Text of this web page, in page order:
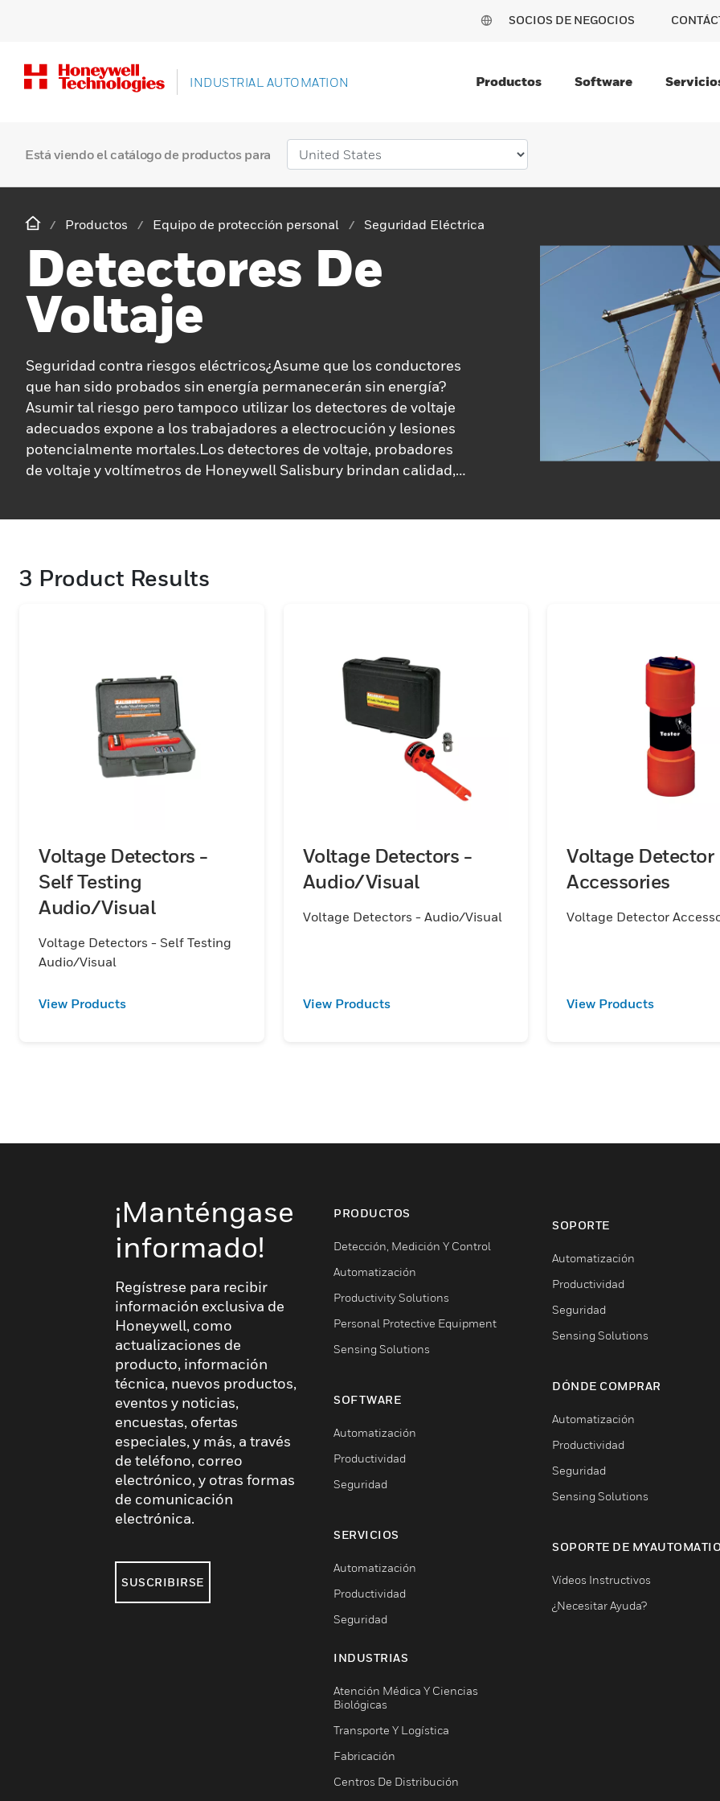
SOCIOS DE NEGOCIOS
INDUSTRIAL AUTOMATION Productos Software
Está viendo el catálogo de productos para
Productos Equipo de protección personal Seguridad Eléctrica
Detectores De
Voltaje
Seguridad contra riesgos eléctricos¿Asume que los conductores
que han sido probados sin energía permanecerán sin energía?
Asumir tal riesgo pero tampoco utilizar los detectores de voltaje
adecuados expone a los trabajadores a electrocución y lesiones
potencialmente mortales.Los detectores de voltaje, probadores
de voltaje y voltímetros de Honeywell Salisbury brindan calidad,
3 Product Results
Voltage Detectors -
Self Testing
Audio/Visual
Voltage Detectors - Self Testing
Audio/Visual
View Products
Voltage Detectors -
Audio/Visual
Voltage Detectors - Audio/Visual
View Products
Voltage Detector
Accessories
Voltage Detector
View Products
¡Manténgase
informado!
Regístrese para recibir
información exclusiva de
Honeywell, como
actualizaciones de
producto, información
técnica, nuevos productos,
eventos y noticias,
encuestas, ofertas
especiales, y más, a través
de teléfono, correo
electrónico, y otras formas
de comunicación
electrónica.
SUSCRIBIRSE
PRODUCTOS
Detección, Medición Y Control
Automatización
Productivity Solutions
Personal Protective Equipment
Sensing Solutions
SOFTWARE
Automatización
Productividad
Seguridad
SERVICIOS
Automatización
Productividad
Seguridad
INDUSTRIAS
Atención Médica Y Ciencias
Biológicas
Transporte Y Logística
Fabricación
Centros De Distribución
SOPORTE
Automatización
Productividad
Seguridad
Sensing Solutions
DÓNDE COMPRAR
Automatización
Productividad
Seguridad
Sensing Solutions
SOPORTE DE
Vídeos Instructivos
¿Necesitar Ayuda?